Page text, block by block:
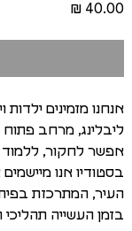
מחיר
אנחנו מזמינים
ליבלינג, מרחב
אפשר לחקור, ללמוד
בסטודיו אנו
העיר, המתרכזת
בזמן העשייה